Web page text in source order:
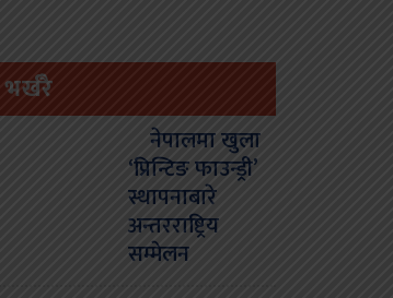
भर्खरै
नेपालमा खुला
‘प्रिन्टिङ फाउन्ड्री’
स्थापनाबारे
अन्तरराष्ट्रिय
सम्मेलन